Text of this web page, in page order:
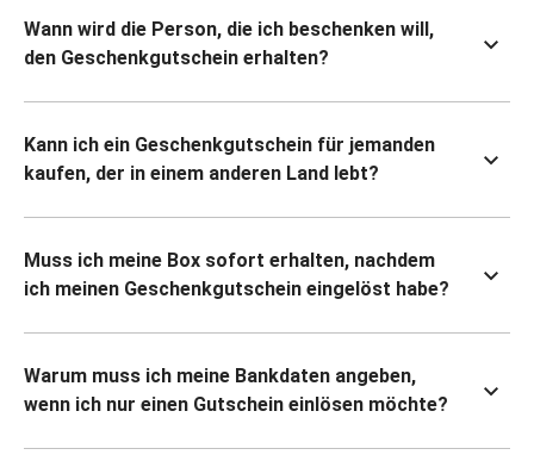
Wann wird die Person, die ich beschenken will,
den Geschenkgutschein erhalten?
Kann ich ein Geschenkgutschein für jemanden
kaufen, der in einem anderen Land lebt?
Muss ich meine Box sofort erhalten, nachdem
ich meinen Geschenkgutschein eingelöst habe?
Warum muss ich meine Bankdaten angeben,
wenn ich nur einen Gutschein einlösen möchte?